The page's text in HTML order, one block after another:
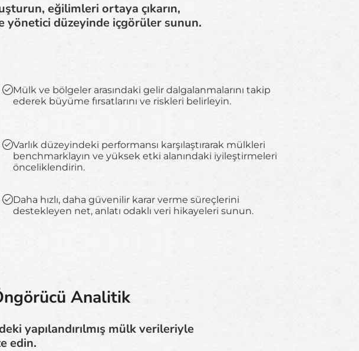
eğilimleri ortaya çıkarın,
yönetici düzeyinde içgörüler sunun.
Mülk ve bölgeler arasındaki gelir dalgalanmalarını takip
ederek büyüme fırsatlarını ve riskleri belirleyin.
Varlık düzeyindeki performansı karşılaştırarak mülkleri
benchmarklayın ve yüksek etki alanındaki iyileştirmeleri
önceliklendirin.
Daha hızlı, daha güvenilir karar verme süreçlerini
destekleyen net, anlatı odaklı veri hikayeleri sunun.
Analitik
yapılandırılmış mülk verileriyle
edin.